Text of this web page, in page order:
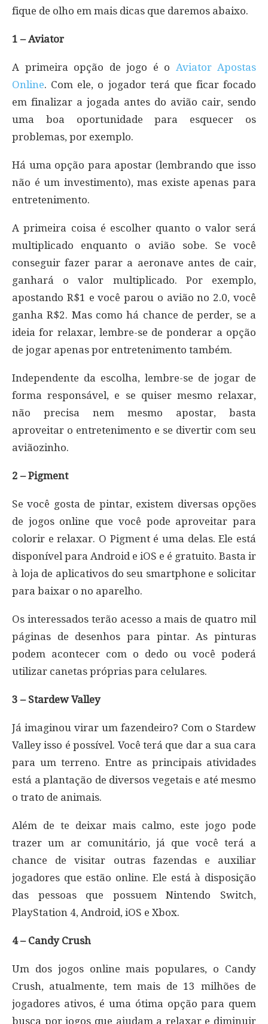
fique de olho em mais dicas que daremos abaixo.
1 – Aviator
A primeira opção de jogo é o Aviator Apostas
Online. Com ele, o jogador terá que ficar focado
em finalizar a jogada antes do avião cair, sendo
uma boa oportunidade para esquecer os
problemas, por exemplo.
Há uma opção para apostar (lembrando que isso
não é um investimento), mas existe apenas para
entretenimento.
A primeira coisa é escolher quanto o valor será
multiplicado enquanto o avião sobe. Se você
conseguir fazer parar a aeronave antes de cair,
ganhará o valor multiplicado. Por exemplo,
apostando R$1 e você parou o avião no 2.0, você
ganha R$2. Mas como há chance de perder, se a
ideia for relaxar, lembre-se de ponderar a opção
de jogar apenas por entretenimento também.
Independente da escolha, lembre-se de jogar de
forma responsável, e se quiser mesmo relaxar,
não precisa nem mesmo apostar, basta
aproveitar o entretenimento e se divertir com seu
aviãozinho.
2 – Pigment
Se você gosta de pintar, existem diversas opções
de jogos online que você pode aproveitar para
colorir e relaxar. O Pigment é uma delas. Ele está
disponível para Android e iOS e é gratuito. Basta ir
à loja de aplicativos do seu smartphone e solicitar
para baixar o no aparelho.
Os interessados terão acesso a mais de quatro mil
páginas de desenhos para pintar. As pinturas
podem acontecer com o dedo ou você poderá
utilizar canetas próprias para celulares.
3 – Stardew Valley
Já imaginou virar um fazendeiro? Com o Stardew
Valley isso é possível. Você terá que dar a sua cara
para um terreno. Entre as principais atividades
está a plantação de diversos vegetais e até mesmo
o trato de animais.
Além de te deixar mais calmo, este jogo pode
trazer um ar comunitário, já que você terá a
chance de visitar outras fazendas e auxiliar
jogadores que estão online. Ele está à disposição
das pessoas que possuem Nintendo Switch,
PlayStation 4, Android, iOS e Xbox.
4 – Candy Crush
Um dos jogos online mais populares, o Candy
Crush, atualmente, tem mais de 13 milhões de
jogadores ativos, é uma ótima opção para quem
busca por jogos que ajudam a relaxar e diminuir